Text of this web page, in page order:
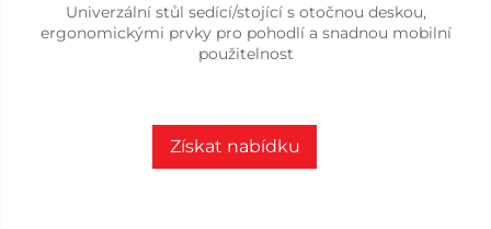
Univerzální stůl sedící/stojící s otočnou deskou,
ergonomickými prvky pro pohodlí a snadnou mobilní
použitelnost
Získat nabídku